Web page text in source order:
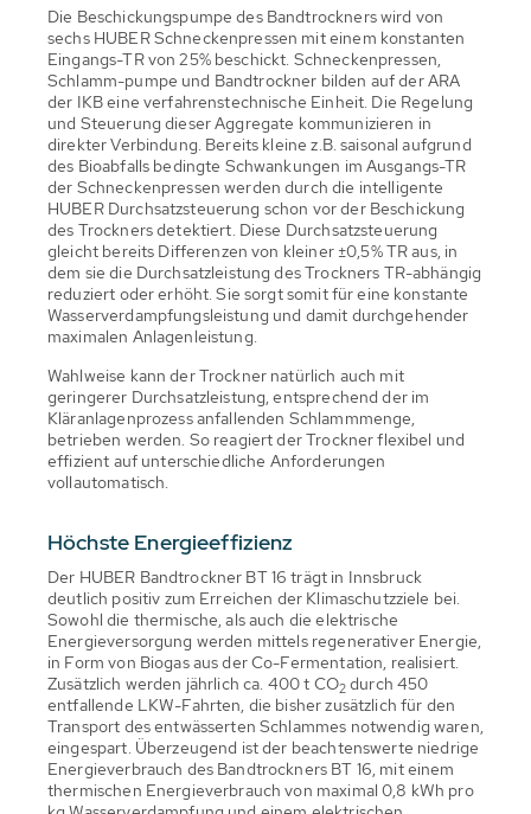
Die Beschickungspumpe des Bandtrockners wird von
sechs HUBER Schneckenpressen mit einem konstanten
Eingangs-TR von 25% beschickt. Schneckenpressen,
Schlamm-pumpe und Bandtrockner bilden auf der ARA
der IKB eine verfahrenstechnische Einheit. Die Regelung
und Steuerung dieser Aggregate kommunizieren in
direkter Verbindung. Bereits kleine z.B. saisonal aufgrund
des Bioabfalls bedingte Schwankungen im Ausgangs-TR
der Schneckenpressen werden durch die intelligente
HUBER Durchsatzsteuerung schon vor der Beschickung
des Trockners detektiert. Diese Durchsatzsteuerung
gleicht bereits Differenzen von kleiner ±0,5% TR aus, in
dem sie die Durchsatzleistung des Trockners TR-abhängig
reduziert oder erhöht. Sie sorgt somit für eine konstante
Wasserverdampfungsleistung und damit durchgehender
maximalen Anlagenleistung.
Wahlweise kann der Trockner natürlich auch mit
geringerer Durchsatzleistung, entsprechend der im
Kläranlagenprozess anfallenden Schlammmenge,
betrieben werden. So reagiert der Trockner flexibel und
effizient auf unterschiedliche Anforderungen
vollautomatisch.
Höchste Energieeffizienz
Der HUBER Bandtrockner BT 16 trägt in Innsbruck
deutlich positiv zum Erreichen der Klimaschutzziele bei.
Sowohl die thermische, als auch die elektrische
Energieversorgung werden mittels regenerativer Energie,
in Form von Biogas aus der Co-Fermentation, realisiert.
Zusätzlich werden jährlich ca. 400 t CO2 durch 450
entfallende LKW-Fahrten, die bisher zusätzlich für den
Transport des entwässerten Schlammes notwendig waren,
eingespart. Überzeugend ist der beachtenswerte niedrige
Energieverbrauch des Bandtrockners BT 16, mit einem
thermischen Energieverbrauch von maximal 0,8 kWh pro